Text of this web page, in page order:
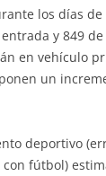
los días
y 849
en vehículo
un
deportivo
fútbol)